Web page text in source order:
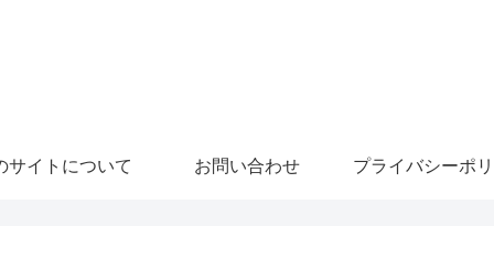
サイトについて お問い合わせ プライバシーポ